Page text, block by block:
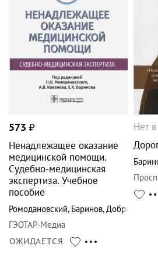
573 ₽
Ненадлежащее оказание
медицинской помощи.
Судебно-медицинская
экспертиза. Учебное
пособие
Ромодановский, Баринов,
ГЭОТАР-Медиа
ОЖИДАЕТСЯ
Нет